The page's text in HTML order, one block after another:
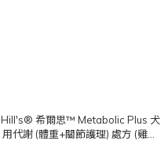
Hill's® 希爾思™ Metabolic Plus 犬
用代謝 (體重+關節護理) 處方 (雞肉